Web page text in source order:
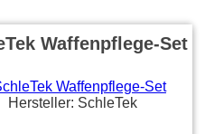
Waffenpflege-Set
Hersteller: SchleTek